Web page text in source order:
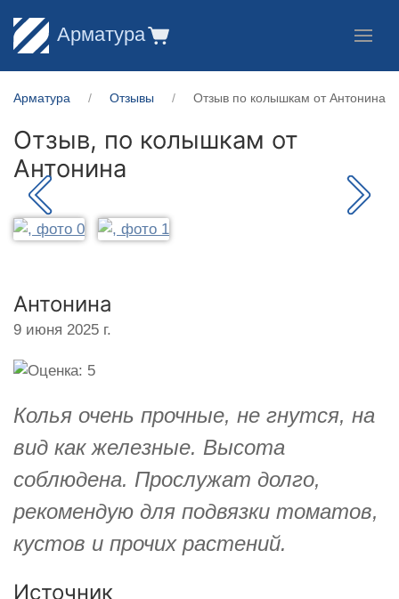
Арматура
Арматура Отзывы Отзыв по колышкам от Антонина
Отзыв, по колышкам от
Антонина
Антонина
9 июня 2025 г.
Колья очень прочные, не гнутся, на
вид как железные. Высота
соблюдена. Прослужат долго,
рекомендую для подвязки томатов,
кустов и прочих растений.
Источник